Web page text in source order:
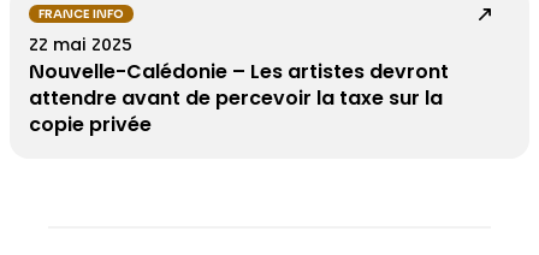
FRANCE INFO
22 mai 2025
Nouvelle-Calédonie – Les artistes devront
attendre avant de percevoir la taxe sur la
copie privée